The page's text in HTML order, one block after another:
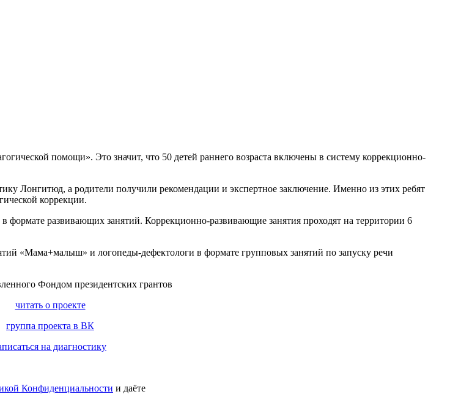
помощи». Это значит, что 50 детей раннего возраста включены в систему коррекционно-
Лонгитюд, а родители получили рекомендации и экспертное заключение. Именно из этих ребят
коррекции.
формате развивающих занятий. Коррекционно-развивающие занятия проходят на территории 6
«Мама+малыш» и логопеды-дефектологи в формате групповых занятий по запуску речи
Фондом президентских грантов
читать о проекте
группа проекта в ВК
на диагностику
Конфиденциальности и даёте